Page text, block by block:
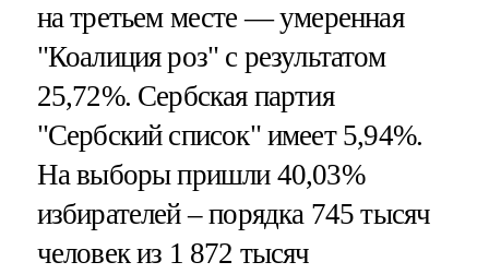
на третьем месте — умеренная
"Коалиция роз" с результатом
25,72%. Сербская партия
"Сербский список" имеет 5,94%.
На выборы пришли 40,03%
избирателей – порядка 745 тысяч
человек из 1 872 тысяч